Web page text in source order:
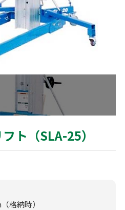
積リスト
589-0170
〜17:00（平日）
まで
24-7622
まで
アミューズメント
パーティー用品
ト（SLA-25）
格納時）